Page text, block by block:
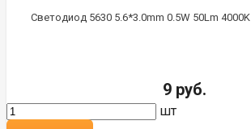
Светодиод 5630 5.6*3.0mm 0.5W 50Lm 4000K
9 руб.
шт